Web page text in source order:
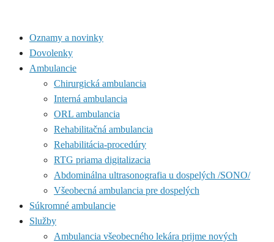
Oznamy a novinky
Dovolenky
Ambulancie
Chirurgická ambulancia
Interná ambulancia
ORL ambulancia
Rehabilitačná ambulancia
Rehabilitácia-procedúry
RTG priama digitalizacia
Abdominálna ultrasonografia u dospelých /SONO/
Všeobecná ambulancia pre dospelých
Súkromné ambulancie
Služby
Ambulancia všeobecného lekára prijme nových